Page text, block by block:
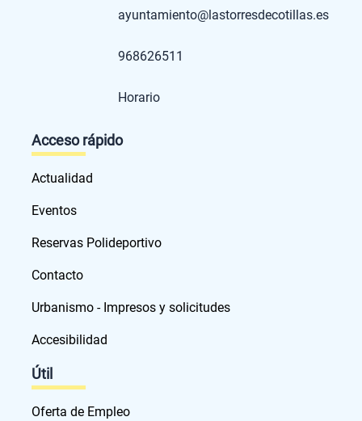
ayuntamiento@lastorresdecotillas.es
968626511
Horario
Acceso rápido
Actualidad
Eventos
Reservas Polideportivo
Contacto
Urbanismo - Impresos y solicitudes
Accesibilidad
Útil
Oferta de Empleo